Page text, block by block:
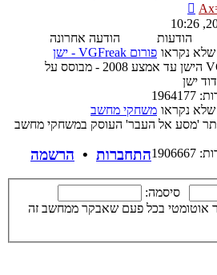
בהודעה
האחרונה
הודעות
הודעה אחרונה
פורום VGFreak - ישן
פורום VGFreak הישן עד אמצע 2008 - מבוסס על
ישן
משחקי מחשב
אתר 'מסע אל העבר' העוסק במשחקי מחשב
התחברות • הרשמה
סיסמה:
אוטומטי בכל פעם שאבקר ממחשב זה